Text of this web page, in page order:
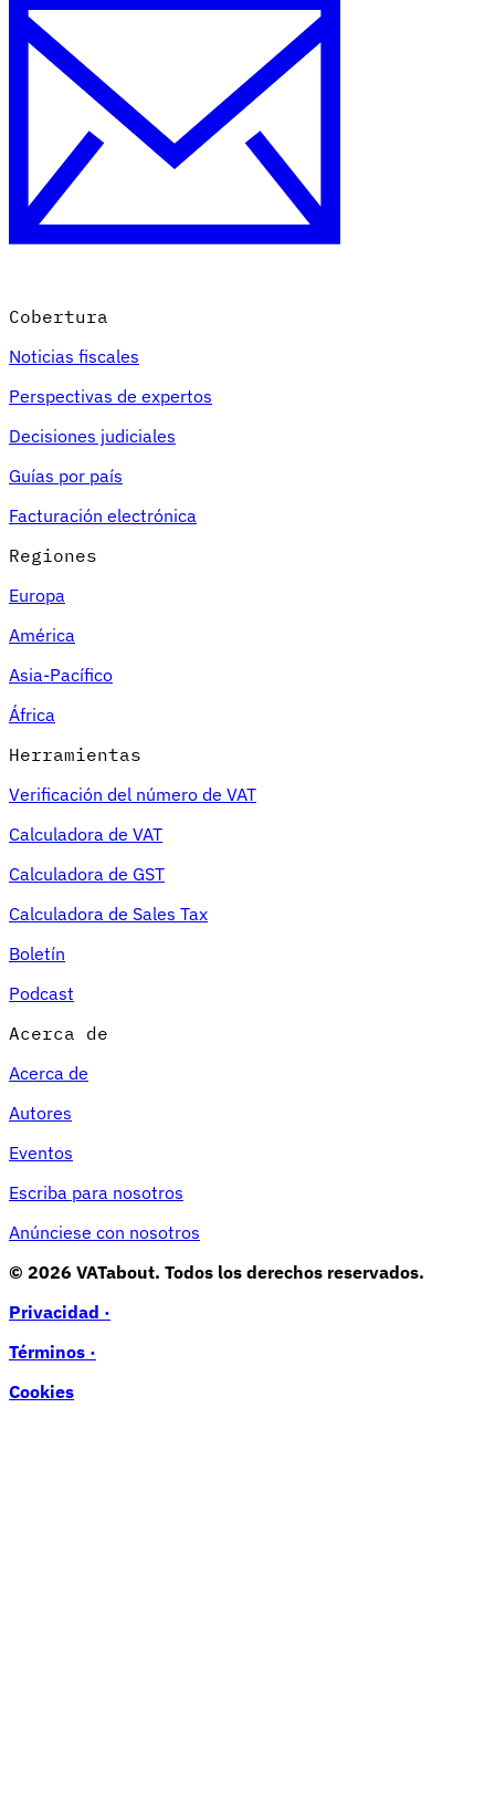
Cobertura
Noticias fiscales
Perspectivas de expertos
Decisiones judiciales
Guías por país
Facturación electrónica
Regiones
Europa
América
Asia-Pacífico
África
Herramientas
Verificación del número de VAT
Calculadora de VAT
Calculadora de GST
Calculadora de Sales Tax
Boletín
Podcast
Acerca de
Acerca de
Autores
Eventos
Escriba para nosotros
Anúnciese con nosotros
© 2026 VATabout. Todos los derechos reservados.
Privacidad ·
Términos ·
Cookies